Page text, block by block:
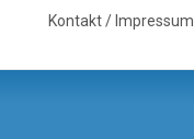
Kontakt / Impressum